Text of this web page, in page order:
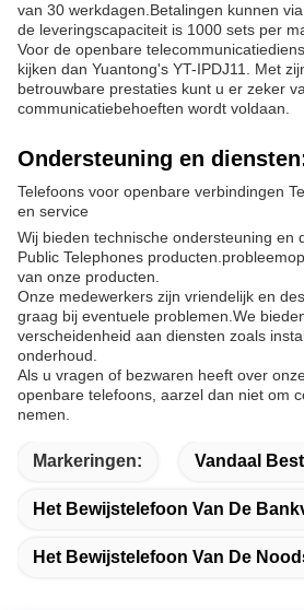
van 30 werkdagen.Betalingen kunnen
de leveringscapaciteit is 1000 sets per
Voor de openbare
kijken dan Yuantong's YT-IPDJ11. Met
betrouwbare prestaties kunt u er zeker
communicatiebehoeften wordt voldaan.
Ondersteuning en
Telefoons voor openbare verbindingen
en service
Wij bieden technische ondersteuning en
Public Telephones
van onze producten.
Onze medewerkers zijn vriendelijk en
graag bij eventuele problemen.We
verscheidenheid aan diensten zoals
onderhoud.
Als u vragen of bezwaren heeft over
openbare telefoons, aarzel dan niet om
nemen.
Markeringen: Vandaal
Het Bewijstelefoon Van De
Het Bewijstelefoon Van De